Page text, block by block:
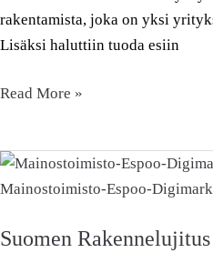
rakentamista, joka on yksi
Lisäksi haluttiin tuoda esiin
Read More »
Suomen
Suomen
Rakennelujitus
–